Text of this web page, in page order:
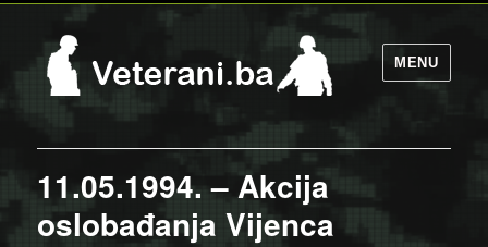
MENU
11.05.1994. – Akcija
oslobađanja Vijenca